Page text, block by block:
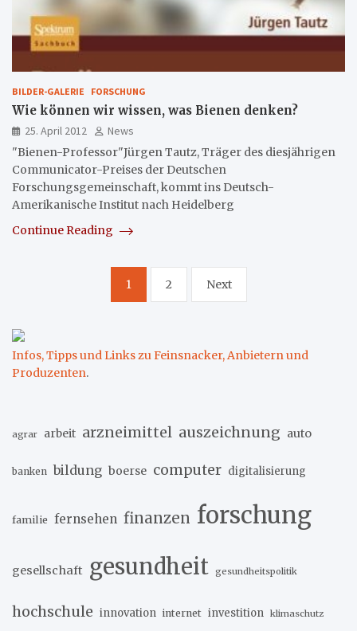
BILDER-GALERIE FORSCHUNG
Wie können wir wissen, was Bienen denken?
25. April 2012
News
"Bienen-Professor"Jürgen Tautz, Träger des diesjährigen
Communicator-Preises der Deutschen
Forschungsgemeinschaft, kommt ins Deutsch-
Amerikanische Institut nach Heidelberg
Continue Reading
Seitennummerierung
Beiträge
1 2 Next
Infos, Tipps und Links zu Feinsnacker, Anbietern und
Produzenten.
agrar arbeit arzneimittel auszeichnung auto
banken bildung boerse computer digitalisierung
familie fernsehen finanzen forschung
gesellschaft gesundheit gesundheitspolitik
hochschule innovation internet investition klimaschutz